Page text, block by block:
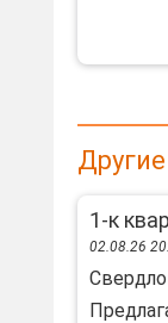
1-к
02.08.26